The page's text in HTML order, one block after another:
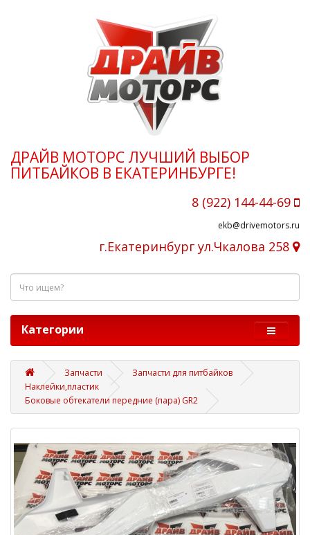
ДРАЙВ МОТОРС ЛУЧШИЙ ВЫБОР
ПИТБАЙКОВ В ЕКАТЕРИНБУРГЕ!
8 (922) 144-44-69
ekb@drivemotors.ru
г.Екатеринбург ул.Чкалова 258
Категории
Запчасти
Запчасти для питбайков
Наклейки,пластик
Боковые обтекатели передние (пара) GR2